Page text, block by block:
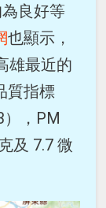
良好等
也顯示，
雄最近的
質指標
），PM
及 7.7 微